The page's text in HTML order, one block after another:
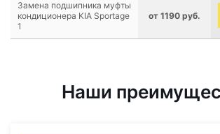
Замена подшипника муфты
кондиционера KIA Sportage
1
от 1190 руб.
Наши